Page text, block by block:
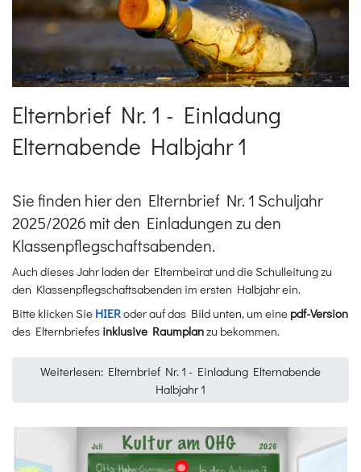
Elternbrief Nr. 1 - Einladung
Elternabende Halbjahr 1
Sie finden hier den Elternbrief Nr. 1 Schuljahr
2025/2026 mit den Einladungen zu den
Klassenpflegschaftsabenden.
Auch dieses Jahr laden der Elternbeirat und die Schulleitung zu
den Klassenpflegschaftsabenden im ersten Halbjahr ein.
Bitte klicken Sie HIERoder auf das Bild unten, um eine pdf-Version
des Elternbriefes inklusive Raumplanzu bekommen.
Weiterlesen: Elternbrief Nr. 1 - Einladung Elternabende
Halbjahr 1